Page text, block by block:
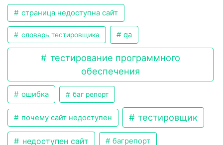
страница недоступна сайт
словарь тестировщика qa
тестирование программного
обеспечения
ошибка баг репорт
почему сайт недоступен тестировщик
недоступен сайт багрепорт